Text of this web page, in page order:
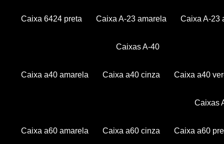
Caixa 6424 preta Caixa A-23 amarela Caixa A-23
Caixas A-40
Caixa a40 amarela Caixa a40 cinza Caixa a40
Caixas
Caixa a60 amarela Caixa a60 cinza Caixa a60